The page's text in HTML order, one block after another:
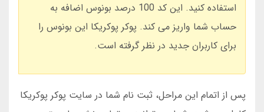
استفاده کنید. این کد 100 درصد بونوس اضافه به
حساب شما واریز می کند. پوکر پوکریکا این بونوس را
برای کاربران جدید در نظر گرفته است.
پس از اتمام این مراحل، ثبت نام شما در سایت پوکر پوکریکا